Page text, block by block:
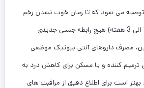
توصیه می شود که تا زمان خوب نشدن زخم
های زگیل (به مدت 1 الی 3 هفته) هیچ رابطه جنسی جدیدی
مصرف داروهای آنتی بیوتیک موضعی
ترمیم کننده و یا مسکن برای کاهش درد به
است برای اطلاع دقیق از مراقبت های